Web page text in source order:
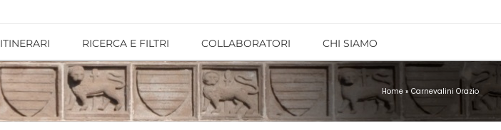
ITINERARI RICERCA E FILTRI COLLABORATORI CHI SIAMO
Home »Carnevalini Orazio